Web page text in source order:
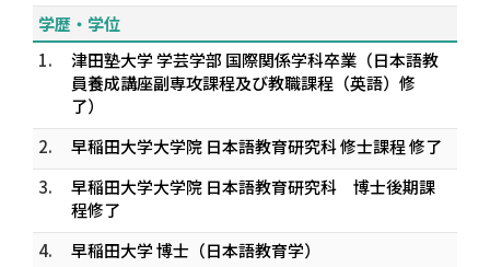
学歴・学位
1.
津田塾大学 学芸学部 国際関係学科卒業（日本語教
員養成講座副専攻課程及び教職課程（英語）修
了）
2.
早稲田大学大学院 日本語教育研究科 修士課程 修了
3.
早稲田大学大学院 日本語教育研究科 博士後期課
程修了
4.
早稲田大学 博士（日本語教育学）